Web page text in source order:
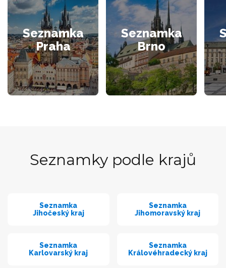
Seznamka
Praha
Seznamka
Brno
Seznamky podle krajů
Seznamka
Jihočeský kraj
Seznamka
Jihomoravský kraj
Seznamka
Karlovarský kraj
Seznamka
Královéhradecký kraj